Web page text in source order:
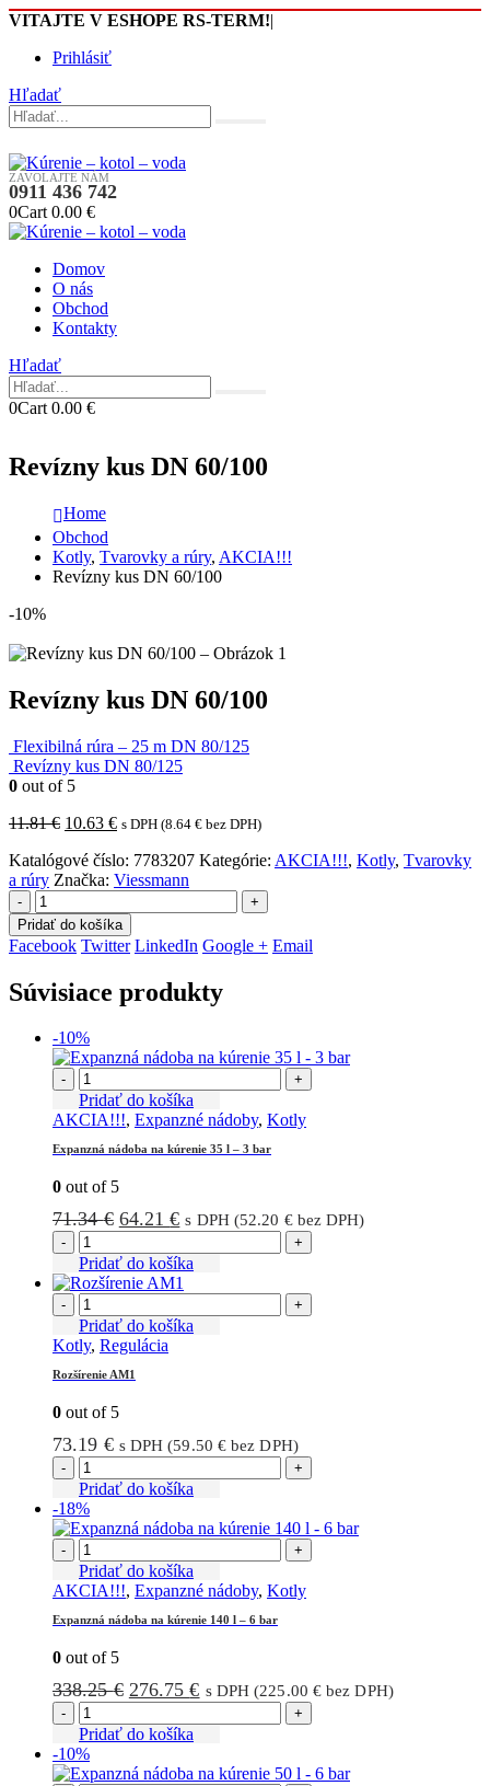
VITAJTE V ESHOPE RS-TERM!|
Prihlásiť
Hľadať
ZAVOLAJTE NÁM
0911 436 742
0Cart 0.00 €
Domov
O nás
Obchod
Kontakty
Hľadať
0Cart 0.00 €
Revízny kus DN 60/100
Home
Obchod
Kotly, Tvarovky a rúry, AKCIA!!!
Revízny kus DN 60/100
-10%
Revízny kus DN 60/100
Flexibilná rúra – 25 m DN 80/125
Revízny kus DN 80/125
0 out of 5
11.81€ Pôvodná
bola:
11.81 €.
10.63 €Aktuálna
je:
10.63 €.
s DPH (8.64 € bez DPH)
Katalógové číslo: 7783207 Kategórie: AKCIA!!!, Kotly, Tvarovky
a rúry Značka: Viessmann
-
+
Pridať do košíka
Facebook Twitter LinkedIn Google + Email
Súvisiace produkty
-10%
- +
Pridať do košíka
AKCIA!!!, Expanzné nádoby, Kotly
Expanzná nádoba na kúrenie 35 l – 3 bar
0 out of 5
71.34€ Pôvodná
bola:
71.34 €.
64.21€Aktuálna
je:
64.21 €.
s DPH (52.20 €bez DPH)
- +
Pridať do košíka
- +
Pridať do košíka
Kotly, Regulácia
Rozšírenie AM1
0 out of 5
73.19 € s DPH (59.50 € bez DPH)
- +
Pridať do košíka
-18%
- +
Pridať do košíka
AKCIA!!!, Expanzné nádoby, Kotly
Expanzná nádoba na kúrenie 140 l – 6 bar
0 out of 5
338.25€ Pôvodná
bola:
276.75€Aktuálna
s DPH (225.00 € bez DPH)
- +
Pridať do košíka
-10%